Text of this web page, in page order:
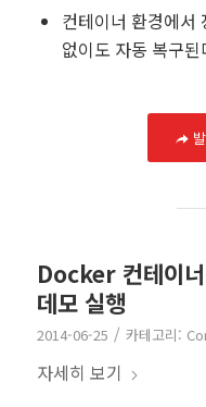
컨테이너 환경에서
없이도 자동 복구
Docker 컨테이
데모 실행
2014-06-25 / 카테고리:
자세히 보기